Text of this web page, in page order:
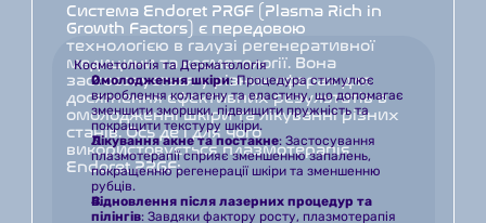
Система Endoret PRGF (Plasma Rich in
Growth Factors) є передовою
технологією в галузі регенеративної
медицини та косметології. Вона
застосовується у різних сферах для
досягнення ефективних результатів в
омолодженні шкіри та лікуванні різних
станів. Ось де і для чого
використовується плазмотерапія
Endoret PRGF:
Косметологія та Дерматологія
Омолодження шкіри: Процедура стимулює
вироблення колагену та еластину, що допомагає
зменшити зморшки, підвищити пружність та
покращити текстуру шкіри.
Лікування акне та постакне: Застосування
плазмотерапії сприяє зменшенню запалень,
покращенню регенерації шкіри та зменшенню
рубців.
Відновлення після лазерних процедур та
пілінгів: Завдяки фактору росту, плазмотерапія